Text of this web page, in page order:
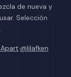
de nueva y
Selección
·@lilafken